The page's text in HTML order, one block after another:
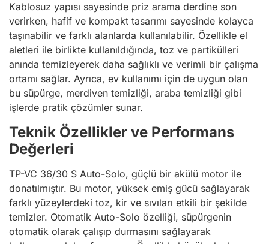
Kablosuz yapısı sayesinde priz arama derdine son
verirken, hafif ve kompakt tasarımı sayesinde kolayca
taşınabilir ve farklı alanlarda kullanılabilir. Özellikle el
aletleri ile birlikte kullanıldığında, toz ve partikülleri
anında temizleyerek daha sağlıklı ve verimli bir çalışma
ortamı sağlar. Ayrıca, ev kullanımı için de uygun olan
bu süpürge, merdiven temizliği, araba temizliği gibi
işlerde pratik çözümler sunar.
Teknik Özellikler ve Performans
Değerleri
TP-VC 36/30 S Auto-Solo, güçlü bir akülü motor ile
donatılmıştır. Bu motor, yüksek emiş gücü sağlayarak
farklı yüzeylerdeki toz, kir ve sıvıları etkili bir şekilde
temizler. Otomatik Auto-Solo özelliği, süpürgenin
otomatik olarak çalışıp durmasını sağlayarak